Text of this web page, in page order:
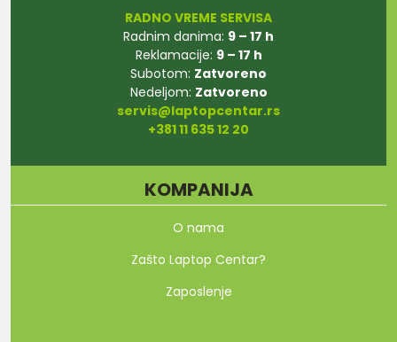
RADNO VREME SERVISA
Radnim danima: 9 – 17 h
Reklamacije: 9 – 17 h
Subotom: Zatvoreno
Nedeljom: Zatvoreno
servis@laptopcentar.rs
+381 11 635 12 20
KOMPANIJA
O nama
Zašto Laptop Centar?
Zaposlenje